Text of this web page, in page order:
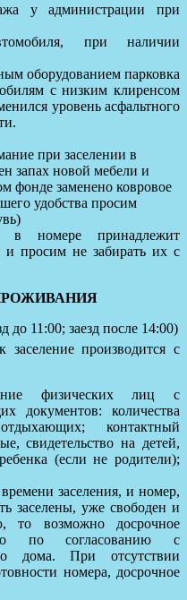
у администрации при
при наличии
оборудованием парковка
с низким клиренсом
уровень асфальтного
при заселении в
запах новой мебели и
фонде заменено ковровое
удобства просим
в номере принадлежит
и просим не забирать их с
до 11:00; заезд после 14:00)
производится с
физических лиц с
документов: количества
контактный
свидетельство на детей,
(если не родители);
заселения, и номер,
заселены, уже свободен и
то возможно досрочное
по согласованию с
дома. При отсутствии
номера, досрочное